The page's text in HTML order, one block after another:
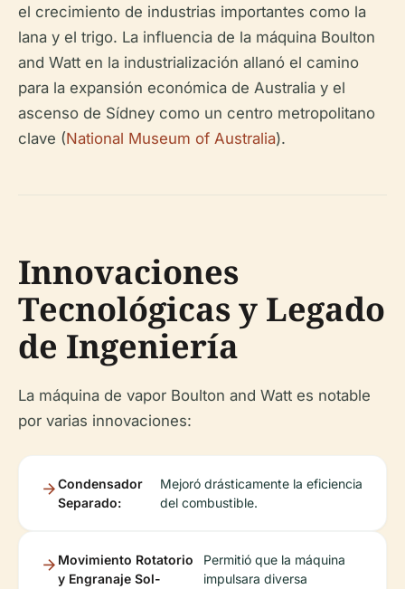
el crecimiento de industrias importantes como la
lana y el trigo. La influencia de la máquina Boulton
and Watt en la industrialización allanó el camino
para la expansión económica de Australia y el
ascenso de Sídney como un centro metropolitano
clave (National Museum of Australia).
Innovaciones
Tecnológicas y Legado
de Ingeniería
La máquina de vapor Boulton and Watt es notable
por varias innovaciones:
Condensador
Separado:
Mejoró drásticamente la eficiencia
del combustible.
Movimiento Rotatorio
y Engranaje Sol-
Permitió que la máquina
impulsara diversa